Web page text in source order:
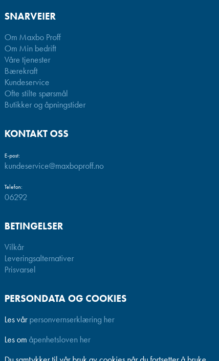
SNARVEIER
Om Maxbo Proff
Om Min bedrift
Våre tjenester
Bærekraft
Kundeservice
Ofte stilte spørsmål
Butikker og åpningstider
KONTAKT OSS
E-post:
kundeservice@maxboproff.no
Telefon:
06292
BETINGELSER
Vilkår
Leveringsalternativer
Prisvarsel
PERSONDATA OG COOKIES
Les vår personvernserklæring her
Les om åpenhetsloven her